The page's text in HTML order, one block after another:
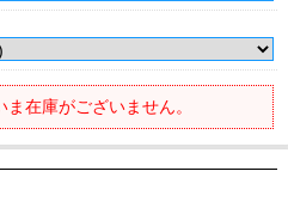
在庫がございません。